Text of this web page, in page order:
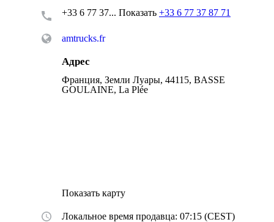
+33 6 77 37... Показать +33 6 77 37 87 71
amtrucks.fr
Адрес
Франция, Земли Луары, 44115, BASSE
GOULAINE, La Plée
Показать карту
Локальное время продавца: 07:15 (CEST)